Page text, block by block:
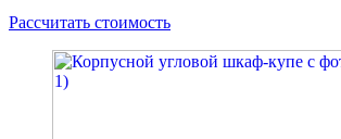
Рассчитать стоимость